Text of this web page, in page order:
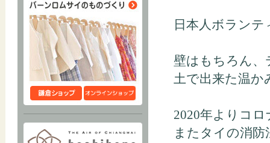
日本人ボラン
壁はもちろん
土で出来た温か
2020年よりコロ
またタイの消